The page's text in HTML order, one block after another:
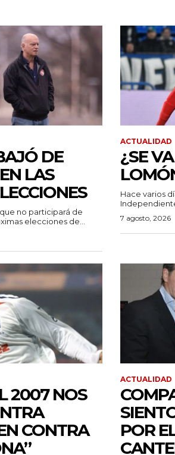
DE
LAS
no participará de
elecciones de...
ACTUALIDAD
¿SE
Hace varios
7 agosto, 2026
2007 NOS
CONTRA
ACTUALIDAD
POR